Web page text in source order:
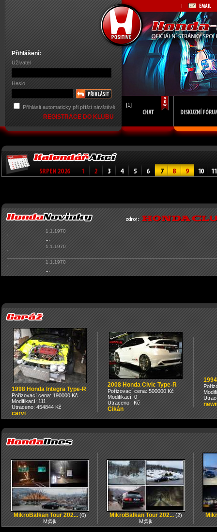
Přihlášení:
Uživatel
Heslo
Přihlásit automaticky při příští návštěvě
REGISTRACE DO KLUBU
[1]
1.1.1970
1.1.1970
1.1.1970
1998 Honda Integra Type-R
Pořizovací cena: 190000 Kč
Modifikací: 111
Utraceno: 454844 Kč
carvi
2008 Honda Civic Type-R
Pořizovací cena: 500000 Kč
Modifikací: 0
Utraceno: Kč
Cikán
MikroBalkan Tour 202...(0)
M@jk
MikroBalkan Tour 202...(2)
M@jk